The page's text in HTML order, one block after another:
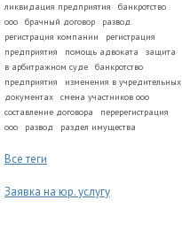
ликвидация предприятия
банкротство
ооо
брачный договор
развод.
регистрация компании
регистрация
предприятия
помощь адвоката
защита
в арбитражном суде
банкротство
предприятия
изменения в учредительных
документах
смена участников ооо
составление договора
перерегистрация
ооо
развод раздел имущества
Все теги
Заявка на юр. услугу